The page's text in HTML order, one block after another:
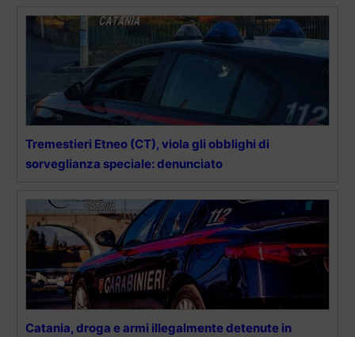
Tremestieri Etneo (CT), viola gli obblighi di
sorveglianza speciale: denunciato
Catania, droga e armi illegalmente detenute in